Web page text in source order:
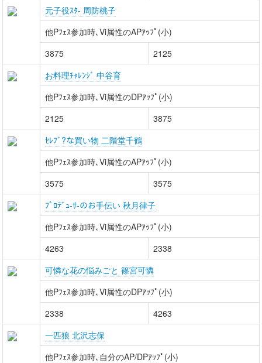
元子役ｽﾀ- 周防桃子
他Pﾌｪｽ参加時､Vi属性のAPｱｯﾌﾟ(小)
3875
2125
お料理ﾁｬﾚﾝｼﾞ 中谷育
他Pﾌｪｽ参加時､Vi属性のDPｱｯﾌﾟ(小)
2125
3875
ｾﾚﾌﾞ?な買い物 二階堂千鶴
他Pﾌｪｽ参加時､Vi属性のAPｱｯﾌﾟ(小)
3575
3575
ﾌﾟﾛﾃﾞｭ-ｻ-のお手伝い 秋月律子
他Pﾌｪｽ参加時､Vi属性のAPｱｯﾌﾟ(小)
4263
2338
可憐な花の悩みごと 篠宮可憐
他Pﾌｪｽ参加時､Vi属性のDPｱｯﾌﾟ(小)
2338
4263
一匹狼 北沢志保
他Pﾌｪｽ参加時､自分のAP/DPｱｯﾌﾟ(小)